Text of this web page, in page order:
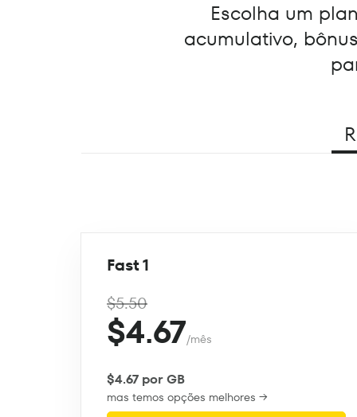
Escolha um
acumulativo,
Fast 1
$5.50
$4.67/mês
$4.67 por GB
mas temos opções melhores →